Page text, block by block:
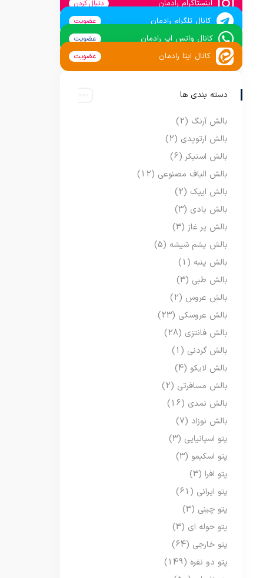
اینستاگرام رادمان دنبال کردن
کانال تلگرام رادمان عضویت
کانال واتس اپ رادمان عضویت
کانال ایتا رادمان عضویت
دسته بندی ها
بالش آرنگ (2)
بالش ارتوپدی (2)
بالش استیکر (6)
بالش الیاف مصنوعی (12)
بالش ایپک (2)
بالش بادی (3)
بالش پر غاز (3)
بالش پشم شیشه (5)
بالش پنبه (1)
بالش طبی (3)
بالش عروس (2)
بالش عروسکی (23)
بالش فانتزی (28)
بالش گردنی (1)
بالش لایکو (4)
بالش مسافرتی (2)
بالش نمدی (16)
بالش نوزاد (7)
پتو اسپانیایی (3)
پتو اسکیمو (3)
پتو افرا (3)
پتو ایرانی (61)
پتو چینی (3)
پتو حوله ای (3)
پتو خارجی (64)
پتو دو نفره (149)